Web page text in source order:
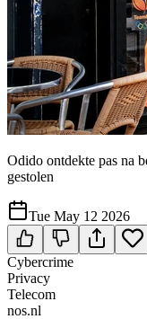
Odido ontdekte pas na
gestolen
Tue May 12 2026
Cybercrime
Privacy
Telecom
nos.nl